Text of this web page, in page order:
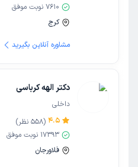
7610 نوبت موفق
کرج
مشاوره آنلاین بگیرید
دکتر الهه کرباسی
داخلی
4.5
(
558 نظر)
17393 نوبت موفق
فلاورجان